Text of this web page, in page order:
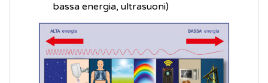
bassa energia, ultrasuoni)